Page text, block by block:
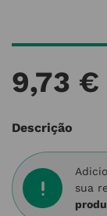
9,73 €
Descrição
sua